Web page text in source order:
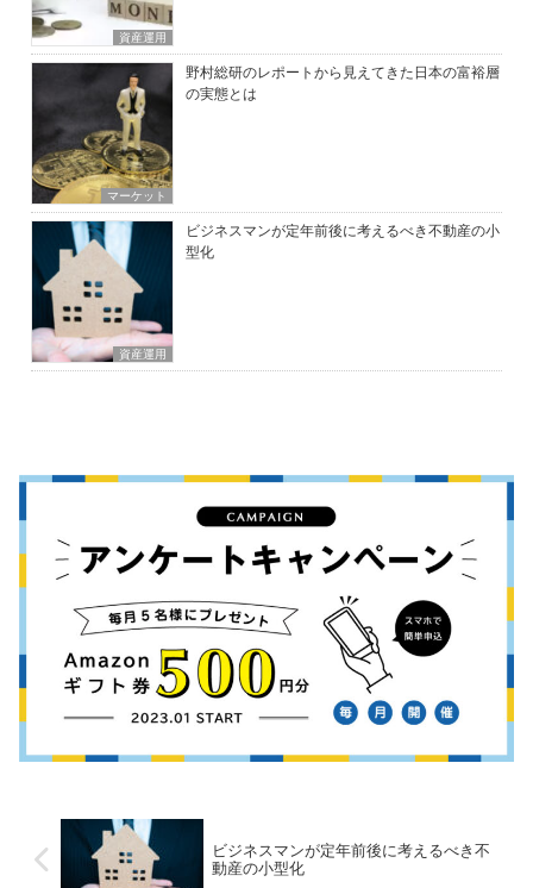
資産運用
マーケット
野村総研のレポートから見えてきた日本の富裕層
の実態とは
資産運用
ビジネスマンが定年前後に考えるべき不動産の小
型化
ビジネスマンが定年前後に考えるべき不
動産の小型化